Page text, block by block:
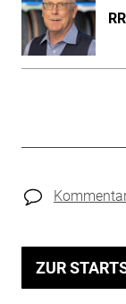
ZUR